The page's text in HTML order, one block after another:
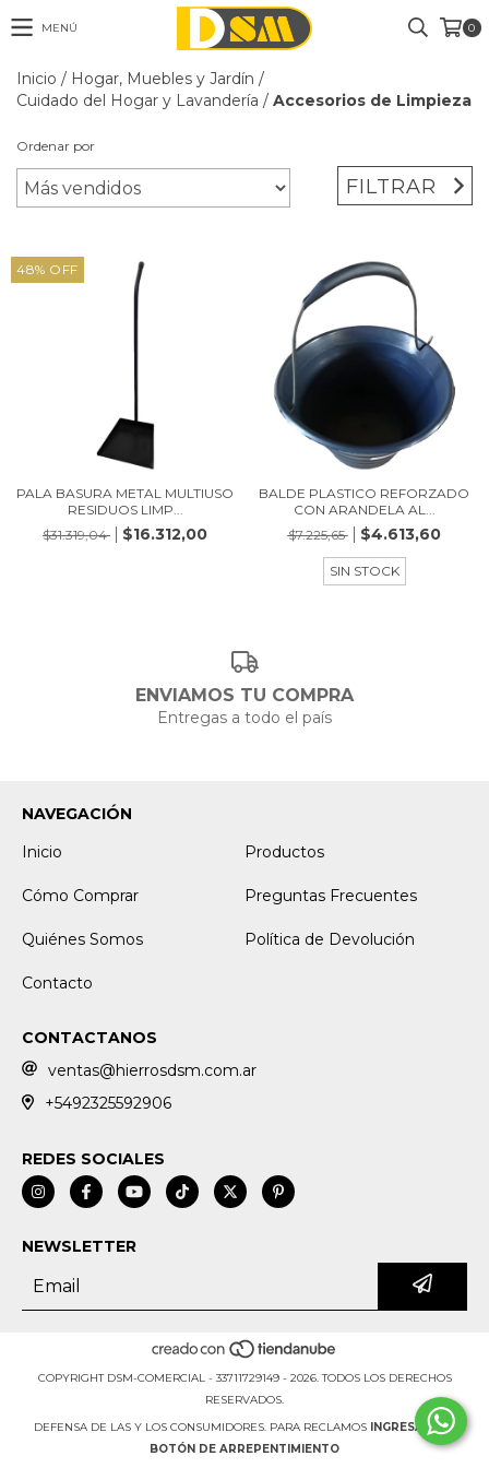
MENÚ 0
Inicio / Hogar, Muebles y Jardín /
Cuidado del Hogar y Lavandería / Accesorios de Limpieza
Ordenar por
FILTRAR
48% OFF
PALA BASURA METAL MULTIUSO
RESIDUOS LIMP...
$31.319,04
$16.312,00
BALDE PLASTICO REFORZADO
CON ARANDELA AL...
$7.225,65
$4.613,60
SIN STOCK
ENVIAMOS TU COMPRA
Entregas a todo el país
NAVEGACIÓN
Inicio
Productos
Cómo Comprar Preguntas Frecuentes
Quiénes Somos Política de Devolución
Contacto
CONTACTANOS
ventas@hierrosdsm.com.ar
+5492325592906
REDES SOCIALES
NEWSLETTER
COPYRIGHT DSM-COMERCIAL - 33711729149 - 2026. TODOS LOS DERECHOS
RESERVADOS.
DEFENSA DE LAS Y LOS CONSUMIDORES. PARA RECLAMOS INGRESÁ ACÁ.
BOTÓN DE ARREPENTIMIENTO